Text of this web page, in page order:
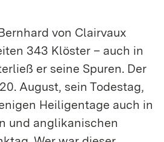
von Clairvaux
343 Klöster – auch in
er seine Spuren. Der
August, sein Todestag,
Heiligentage auch in
und anglikanischen